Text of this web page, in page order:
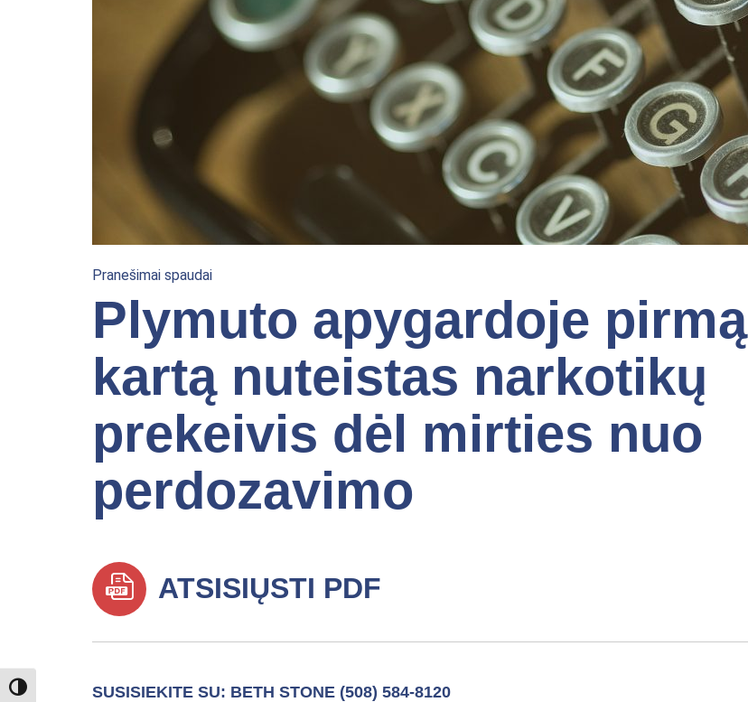
TOGGLE HIGH CONTRAST
Pranešimai spaudai
Plymuto apygardoje pirmą
kartą nuteistas narkotikų
prekeivis dėl mirties nuo
perdozavimo
ATSISIŲSTI PDF
SUSISIEKITE SU: BETH STONE (508) 584-8120